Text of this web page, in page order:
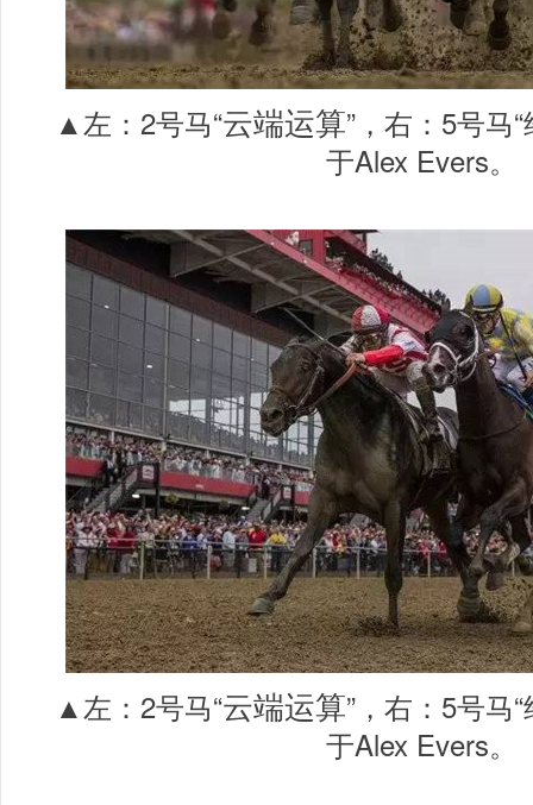
▲左：2号马“云端运算”，右：5号马
于Alex Evers。
▲左：2号马“云端运算”，右：5号马
于Alex Evers。